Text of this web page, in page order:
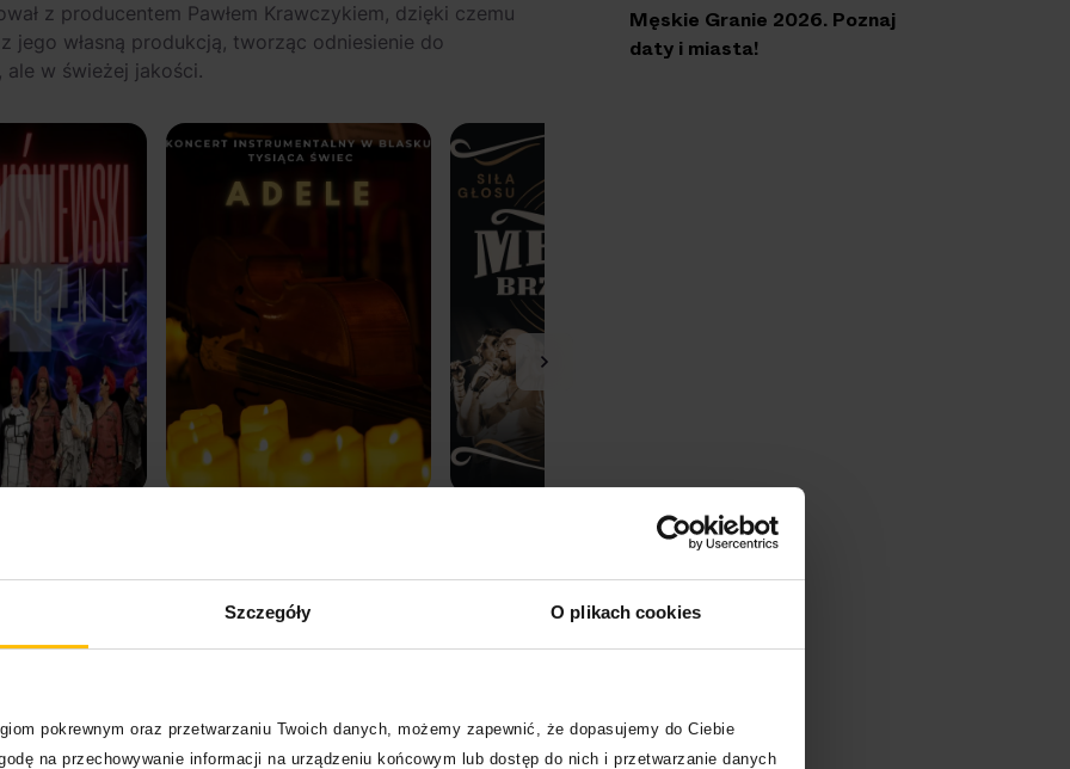
Szczegóły O plikach cookies
pokrewnym oraz przetwarzaniu Twoich danych, możemy zapewnić, że dopasujemy do Ciebie
na przechowywanie informacji na urządzeniu końcowym lub dostęp do nich i przetwarzanie danych
z producentem Pawłem Krawczykiem, dzięki czemu
jego własną produkcją, tworząc odniesienie do
ale w świeżej jakości.
fizycznych (CD i winyl) oraz we wszystkich serwisach
dzięki ilustracji Julii Sobolevej i zdjęciom Dawida
Męskie Granie 2026. Poznaj
daty i miasta!